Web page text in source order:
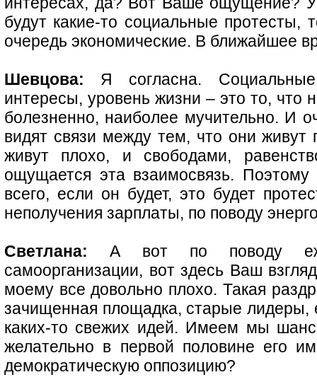
будут какие-то социальные протесты,
очередь экономические. В ближайшее
Шевцова: Я согласна. Социальные
интересы, уровень жизни – это то, что
болезненно, наиболее мучительно. И
видят связи между тем, что они живут
живут плохо, и свободами,
ощущается эта взаимосвязь. Поэтому
всего, если он будет, это будет
неполучения зарплаты, по поводу
Светлана: А вот по поводу
самоорганизации, вот здесь Ваш
моему все довольно плохо. Такая
зачищенная площадка, старые лидеры,
каких-то свежих идей. Имеем мы
желательно в первой половине его
демократическую оппозицию?